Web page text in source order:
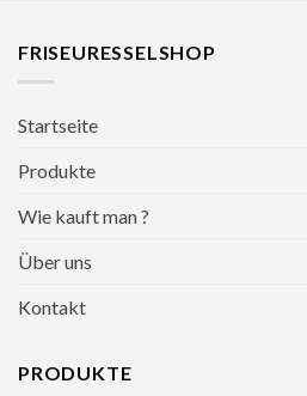
FRISEURESSELSHOP
Startseite
Produkte
Wie kauft man ?
Über uns
Kontakt
PRODUKTE